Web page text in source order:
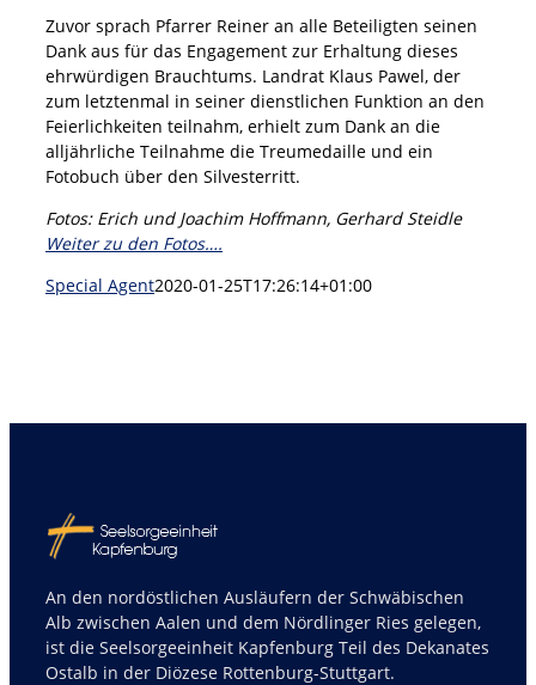
Zuvor sprach Pfarrer Reiner an alle Beteiligten seinen
Dank aus für das Engagement zur Erhaltung dieses
ehrwürdigen Brauchtums. Landrat Klaus Pawel, der
zum letztenmal in seiner dienstlichen Funktion an den
Feierlichkeiten teilnahm, erhielt zum Dank an die
alljährliche Teilnahme die Treumedaille und ein
Fotobuch über den Silvesterritt.
Fotos: Erich und Joachim Hoffmann, Gerhard Steidle
Weiter zu den Fotos….
Special Agent2020-01-25T17:26:14+01:00
An den nordöstlichen Ausläufern der Schwäbischen
Alb zwischen Aalen und dem Nördlinger Ries gelegen,
ist die Seelsorgeeinheit Kapfenburg Teil des Dekanates
Ostalb in der Diözese Rottenburg-Stuttgart.